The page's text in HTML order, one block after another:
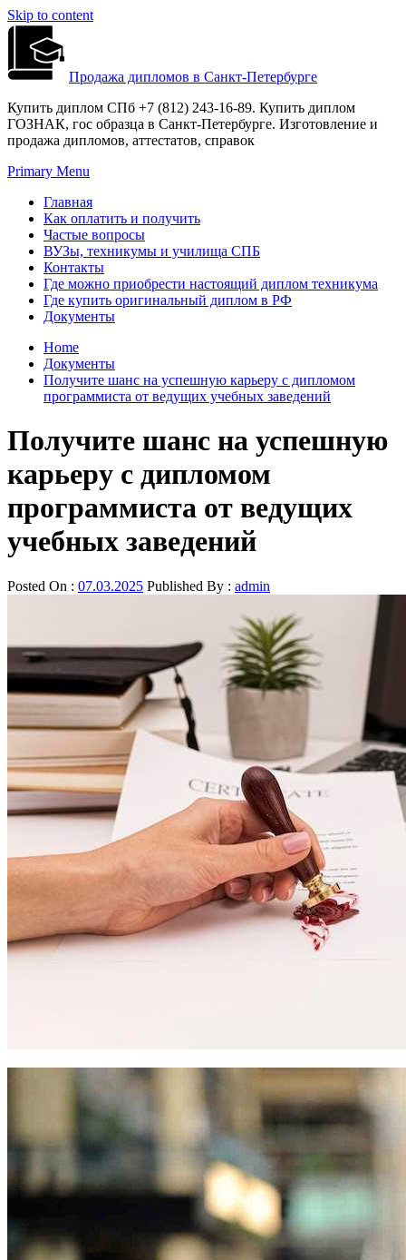
Skip to content
Продажа дипломов в Санкт-Петербурге
Купить диплом СПб +7 (812) 243-16-89. Купить диплом
ГОЗНАК, гос образца в Санкт-Петербурге. Изготовление и
продажа дипломов, аттестатов, справок
Primary Menu
Главная
Как оплатить и получить
Частые вопросы
ВУЗы, техникумы и училища СПБ
Контакты
Где можно приобрести настоящий диплом техникума
Где купить оригинальный диплом в РФ
Документы
Home
Документы
Получите шанс на успешную карьеру с дипломом
программиста от ведущих учебных заведений
Получите шанс на успешную
карьеру с дипломом
программиста от ведущих
учебных заведений
Posted On : 07.03.2025 Published By : admin